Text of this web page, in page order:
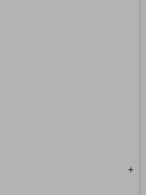
add